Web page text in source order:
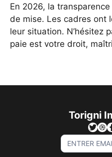
En 2026, la
de mise. Les cadres ont
leur situation. N’hésitez
paie est votre droit,
Torigni
Sign
Up